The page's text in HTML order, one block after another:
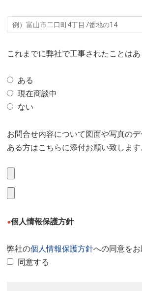
これまでに弊社で工事されたことはあ
ある
現在商談中
ない
お問合せ内容について図面や写真の
ある方はこちらに添付お願い致します
※個人情報保護方針
弊社の個人情報保護方針への同意をお
同意する